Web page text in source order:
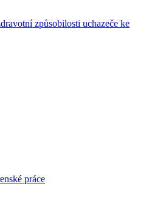
způsobilosti uchazeče ke
práce